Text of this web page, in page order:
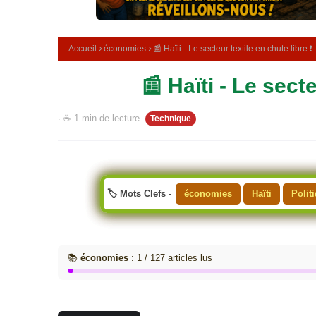
i
l
Accueil économies 📰 Haïti - Le secteur textile en chute libre ❗
📰 Haïti - Le
· ☕ 1 min de lecture Technique
🏷️ Mots Clefs - économies Haïti
📚 économies : 1 / 127 articles lus